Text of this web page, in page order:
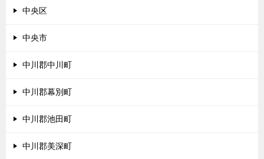
中央区
中央市
中川郡中川町
中川郡幕別町
中川郡池田町
中川郡美深町